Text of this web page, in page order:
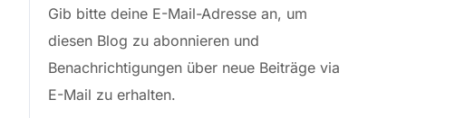
Gib bitte deine E-Mail-Adresse an, um
diesen Blog zu abonnieren und
Benachrichtigungen über neue Beiträge via
E-Mail zu erhalten.